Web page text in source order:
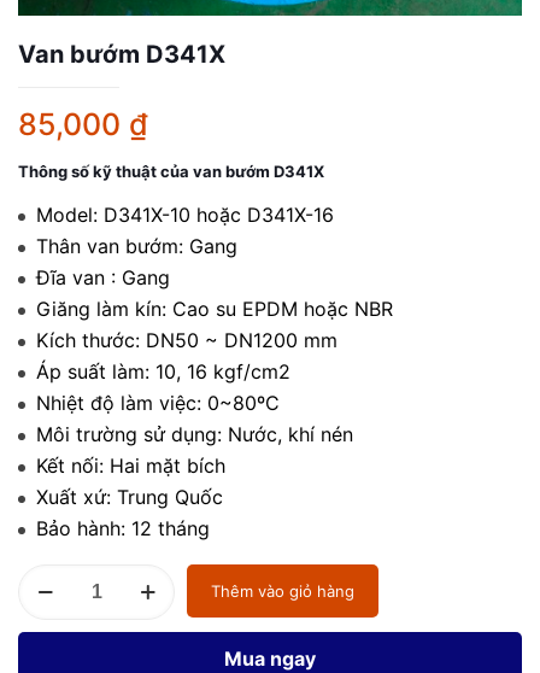
Van bướm D341X
85,000 ₫
Thông số kỹ thuật của van bướm D341X
Model: D341X-10 hoặc D341X-16
Thân van bướm: Gang
Đĩa van : Gang
Giăng làm kín: Cao su EPDM hoặc NBR
Kích thước: DN50 ~ DN1200 mm
Áp suất làm: 10, 16 kgf/cm2
Nhiệt độ làm việc: 0~80ºC
Môi trường sử dụng: Nước, khí nén
Kết nối: Hai mặt bích
Xuất xứ: Trung Quốc
Bảo hành: 12 tháng
bướm
số
Thêm vào giỏ hàng
Mua ngay